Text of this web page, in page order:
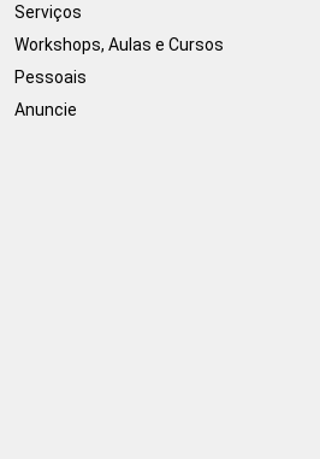
Serviços
Workshops, Aulas e Cursos
Pessoais
Anuncie